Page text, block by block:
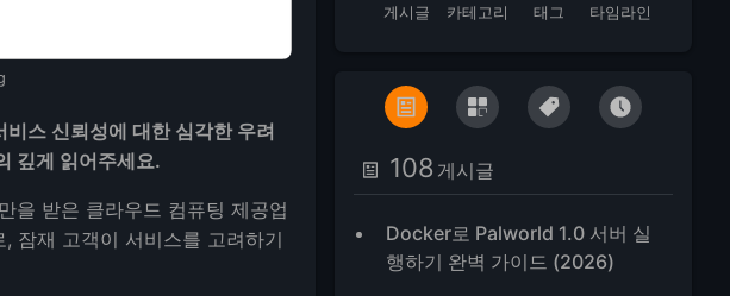
스 신뢰성에 대한 심각한 우려
깊게 읽어주세요.
을 받은 클라우드 컴퓨팅 제공업
잠재 고객이 서비스를 고려하기
게시글 카테고리 태그 타임라인
108 게시글
Docker로 Palworld 1.0 서버 실
행하기 완벽 가이드 (2026)